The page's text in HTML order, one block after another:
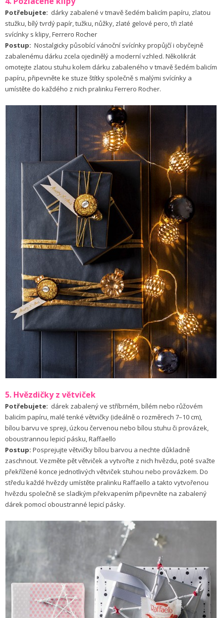
Potřebujete: dárky zabalené v tmavě šedém balicím papíru, zlatou
stužku, bílý tvrdý papír, tužku, nůžky, zlaté gelové pero, tři zlaté
svícínky s klipy, Ferrero Rocher
Postup: Nostalgicky působící vánoční svícínky propůjčí i obyčejně
zabalenému dárku zcela ojedinělý a moderní vzhled. Několikrát
omotejte zlatou stuhu kolem dárku zabaleného v tmavě šedém balicím
papíru, připevněte ke stuze štítky společně s malými svícínky a
umístěte do každého z nich pralinku Ferrero Rocher.
5. Hvězdičky z větviček
Potřebujete: dárek zabalený ve stříbrném, bílém nebo růžovém
balicím papíru, malé tenké větvičky (ideálně o rozměrech 7–10 cm),
bílou barvu ve spreji, úzkou červenou nebo bílou stuhu či provázek,
oboustrannou lepicí pásku, Raffaello
Postup: Posprejujte větvičky bílou barvou a nechte důkladně
zaschnout. Vezměte pět větviček a vytvořte z nich hvězdu, poté svažte
překřížené konce jednotlivých větviček stuhou nebo provázkem. Do
středu každé hvězdy umístěte pralinku Raffaello a takto vytvořenou
hvězdu společně se sladkým překvapením připevněte na zabalený
dárek pomocí oboustranné lepicí pásky.